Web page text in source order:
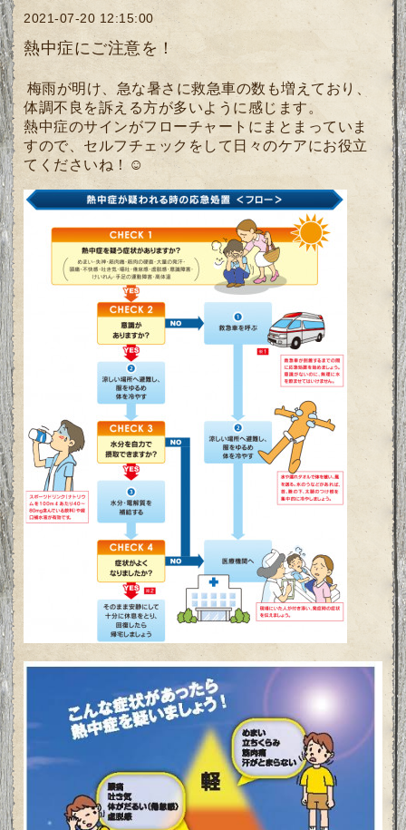
2021-07-20 12:15:00
熱中症にご注意を！
梅雨が明け、急な暑さに救急車の数も増えており、
体調不良を訴える方が多いように感じます。
熱中症のサインがフローチャートにまとまっていま
すので、セルフチェックをして日々のケアにお役立
てくださいね！☺️